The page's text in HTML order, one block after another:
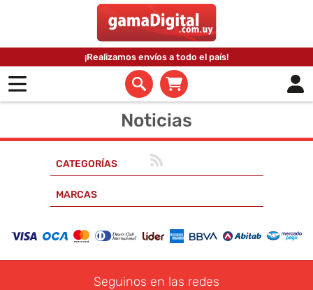
¡Realizamos envíos a todo el país!
Noticias
CATEGORÍAS
MARCAS
Seguinos en las redes